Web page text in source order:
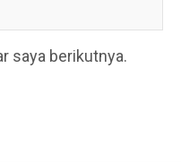
saya berikutnya.